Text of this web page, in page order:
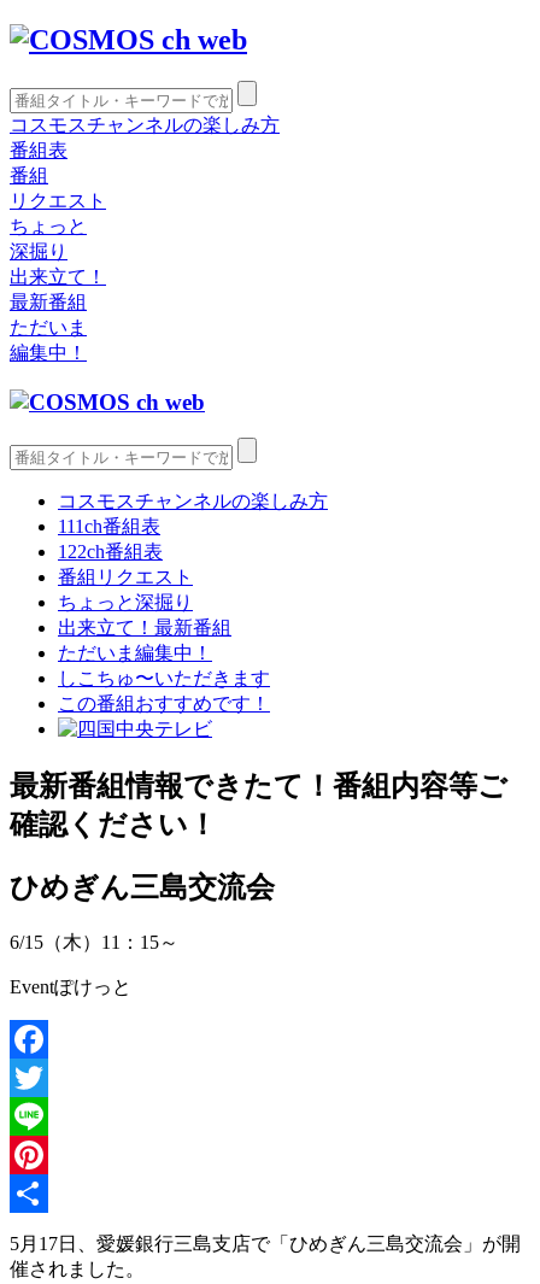
コスモスチャンネルの楽しみ方
番組表
番組
リクエスト
ちょっと
深掘り
出来立て！
最新番組
ただいま
編集中！
コスモスチャンネルの楽しみ方
111ch番組表
122ch番組表
番組リクエスト
ちょっと深掘り
出来立て！最新番組
ただいま編集中！
しこちゅ〜いただきます
この番組おすすめです！
最新番組情報できたて！番組内容等ご
確認ください！
ひめぎん三島交流会
6/15（木）11：15～
Eventぽけっと
Facebook
Twitter
Line
Pinterest
共
有
5月17日、愛媛銀行三島支店で「ひめぎん三島交流会」が開
催されました。